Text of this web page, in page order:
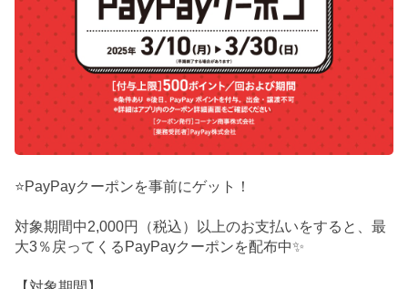
⭐PayPayクーポンを事前にゲット！
対象期間中2,000円（税込）以上のお支払いをすると、最
大3％戻ってくるPayPayクーポンを配布中✨